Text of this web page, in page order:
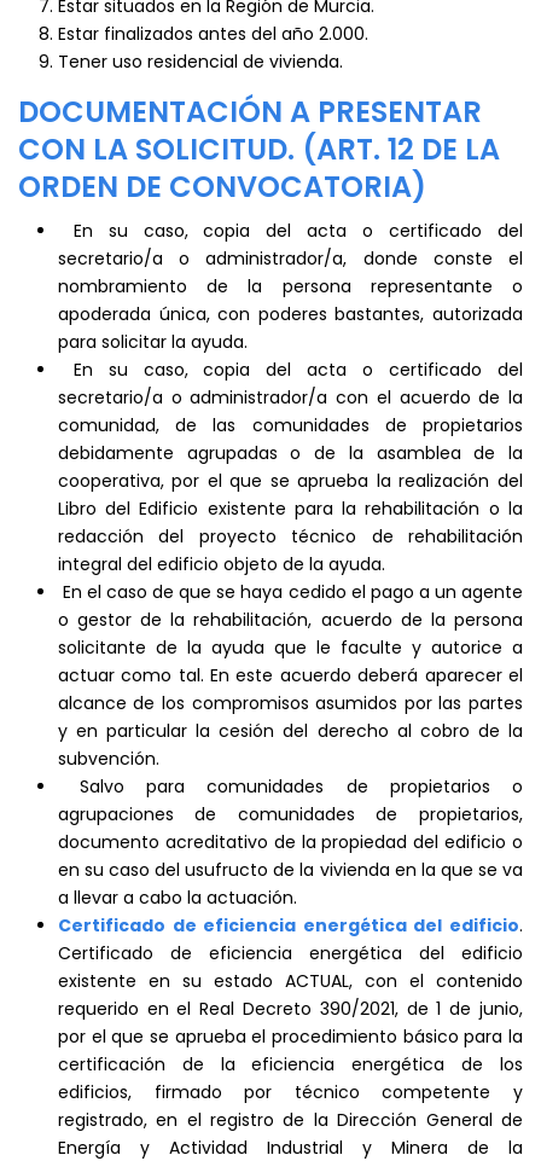
Estar situados en la Región de Murcia.
Estar finalizados antes del año 2.000.
Tener uso residencial de vivienda.
DOCUMENTACIÓN A PRESENTAR
CON LA SOLICITUD. (ART. 12 DE LA
ORDEN DE CONVOCATORIA)
En su caso, copia del acta o certificado del
secretario/a o administrador/a, donde conste el
nombramiento de la persona representante o
apoderada única, con poderes bastantes, autorizada
para solicitar la ayuda.
En su caso, copia del acta o certificado del
secretario/a o administrador/a con el acuerdo de la
comunidad, de las comunidades de propietarios
debidamente agrupadas o de la asamblea de la
cooperativa, por el que se aprueba la realización del
Libro del Edificio existente para la rehabilitación o la
redacción del proyecto técnico de rehabilitación
integral del edificio objeto de la ayuda.
En el caso de que se haya cedido el pago a un agente
o gestor de la rehabilitación, acuerdo de la persona
solicitante de la ayuda que le faculte y autorice a
actuar como tal. En este acuerdo deberá aparecer el
alcance de los compromisos asumidos por las partes
y en particular la cesión del derecho al cobro de la
subvención.
Salvo para comunidades de propietarios o
agrupaciones de comunidades de propietarios,
documento acreditativo de la propiedad del edificio o
en su caso del usufructo de la vivienda en la que se va
a llevar a cabo la actuación.
Certificado de eficiencia energética del edificio.
Certificado de eficiencia energética del edificio
existente en su estado ACTUAL, con el contenido
requerido en el Real Decreto 390/2021, de 1 de junio,
por el que se aprueba el procedimiento básico para la
certificación de la eficiencia energética de los
edificios, firmado por técnico competente y
registrado, en el registro de la Dirección General de
Energía y Actividad Industrial y Minera de la